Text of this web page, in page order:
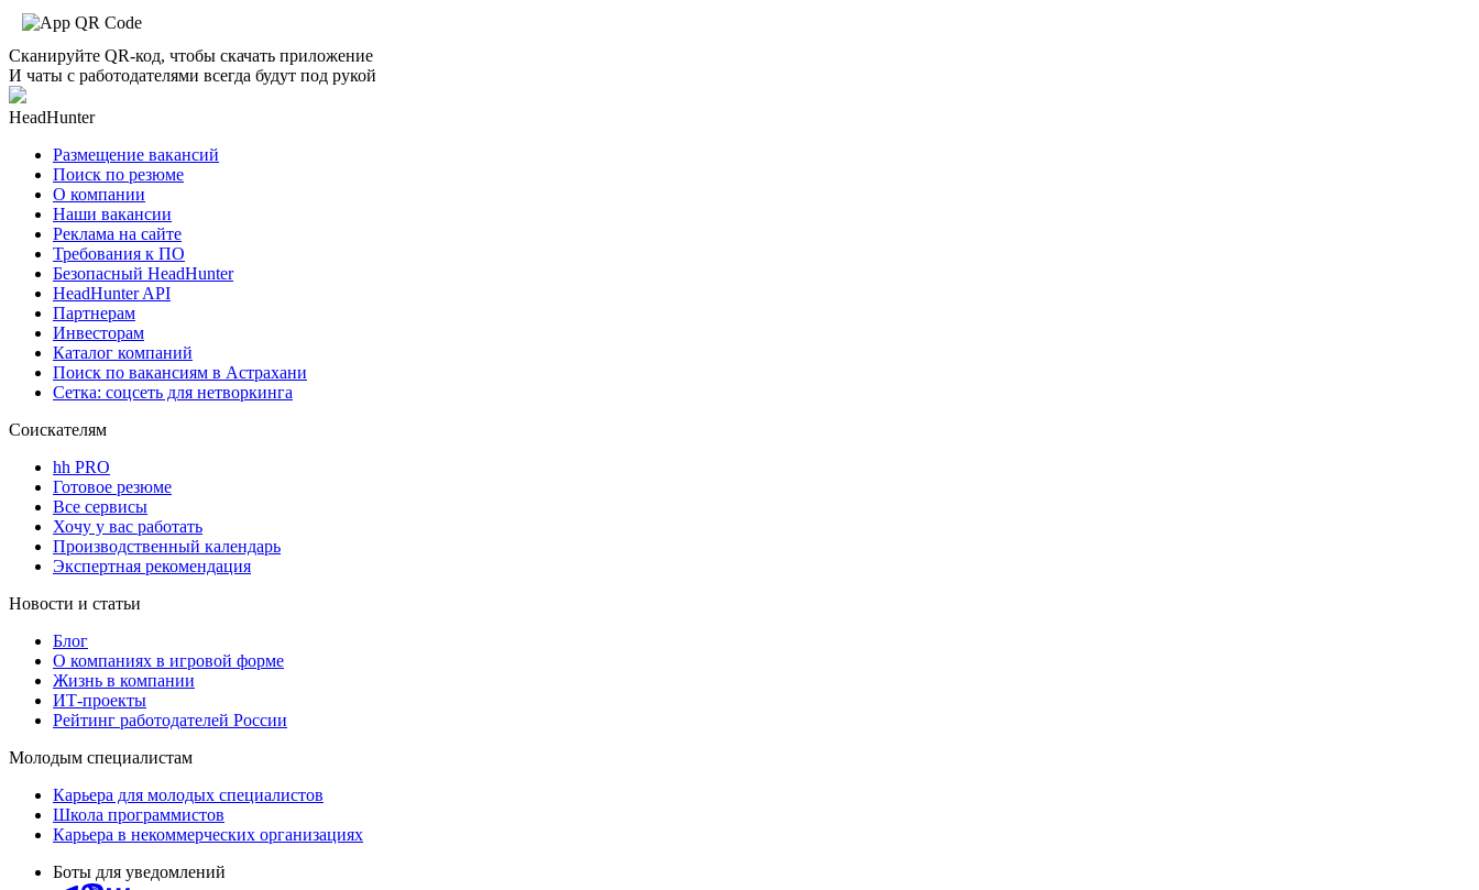
Сканируйте QR-код, чтобы скачать приложение
И чаты с работодателями всегда будут под рукой
HeadHunter
Размещение вакансий
Поиск по резюме
О компании
Наши вакансии
Реклама на сайте
Требования к ПО
Безопасный HeadHunter
HeadHunter API
Партнерам
Инвесторам
Каталог компаний
Поиск по вакансиям в Астрахани
Сетка: соцсеть для нетворкинга
Соискателям
hh PRO
Готовое резюме
Все сервисы
Хочу у вас работать
Производственный календарь
Экспертная рекомендация
Новости и статьи
Блог
О компаниях в игровой форме
Жизнь в компании
ИТ-проекты
Рейтинг работодателей России
Молодым специалистам
Карьера для молодых специалистов
Школа программистов
Карьера в некоммерческих организациях
Боты для уведомлений